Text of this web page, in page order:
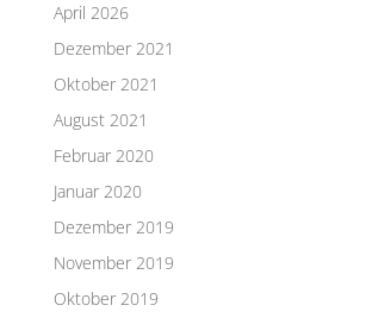
April 2026
Dezember 2021
Oktober 2021
August 2021
Februar 2020
Januar 2020
Dezember 2019
November 2019
Oktober 2019